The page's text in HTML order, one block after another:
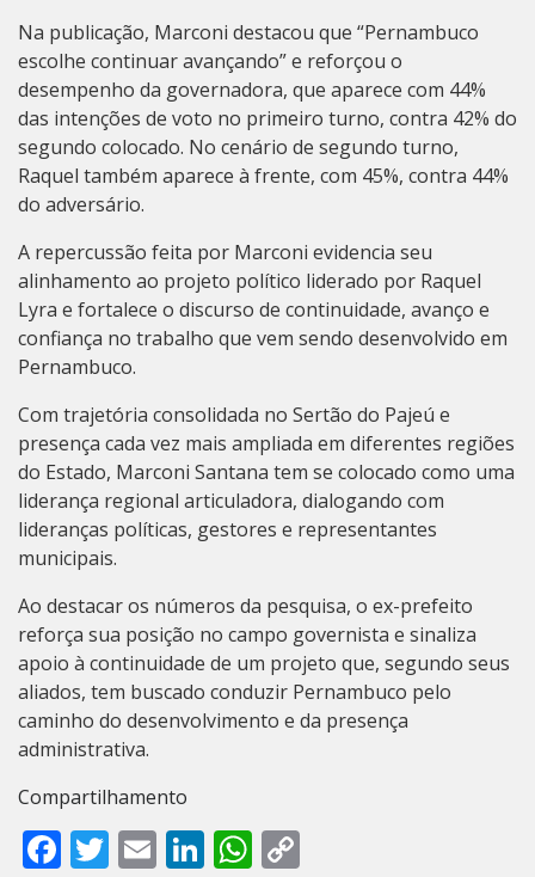
Na publicação, Marconi destacou que “Pernambuco
escolhe continuar avançando” e reforçou o
desempenho da governadora, que aparece com 44%
das intenções de voto no primeiro turno, contra 42% do
segundo colocado. No cenário de segundo turno,
Raquel também aparece à frente, com 45%, contra 44%
do adversário.
A repercussão feita por Marconi evidencia seu
alinhamento ao projeto político liderado por Raquel
Lyra e fortalece o discurso de continuidade, avanço e
confiança no trabalho que vem sendo desenvolvido em
Pernambuco.
Com trajetória consolidada no Sertão do Pajeú e
presença cada vez mais ampliada em diferentes regiões
do Estado, Marconi Santana tem se colocado como uma
liderança regional articuladora, dialogando com
lideranças políticas, gestores e representantes
municipais.
Ao destacar os números da pesquisa, o ex-prefeito
reforça sua posição no campo governista e sinaliza
apoio à continuidade de um projeto que, segundo seus
aliados, tem buscado conduzir Pernambuco pelo
caminho do desenvolvimento e da presença
administrativa.
Compartilhamento
Facebook
Twitter
EmailLinkedIn
WhatsApp